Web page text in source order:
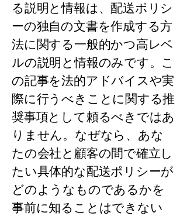
る説明と情報は、配送ポリシ
ーの独自の文書を作成する方
法に関する一般的かつ高レベ
ルの説明と情報のみです。こ
の記事を法的アドバイスや実
際に行うべきことに関する推
奨事項として頼るべきではあ
りません。なぜなら、あな
たの会社と顧客の間で確立し
たい具体的な配送ポリシーが
どのようなものであるかを
事前に知ることはできない